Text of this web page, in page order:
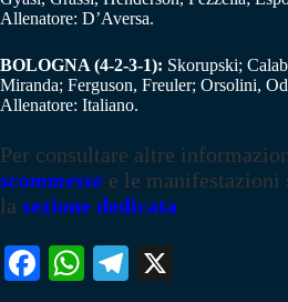
Allenatore: D’Aversa.
BOLOGNA (4-2-3-1): Skorupski;
Miranda; Ferguson, Freuler; Orsolini,
Allenatore: Italiano.
Per consultare altre
scommesse e le
la sezione dedicata
Fa W
Te